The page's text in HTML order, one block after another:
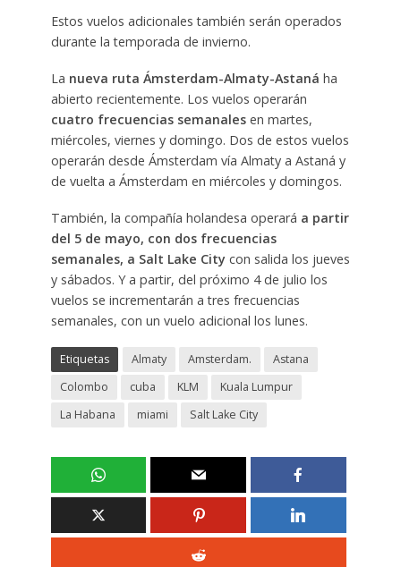
Estos vuelos adicionales también serán operados
durante la temporada de invierno.
La nueva ruta Ámsterdam-Almaty-Astaná ha
abierto recientemente. Los vuelos operarán
cuatro frecuencias semanales en martes,
miércoles, viernes y domingo. Dos de estos vuelos
operarán desde Ámsterdam vía Almaty a Astaná y
de vuelta a Ámsterdam en miércoles y domingos.
También, la compañía holandesa operará a partir
del 5 de mayo, con dos frecuencias
semanales, a Salt Lake City con salida los jueves
y sábados. Y a partir, del próximo 4 de julio los
vuelos se incrementarán a tres frecuencias
semanales, con un vuelo adicional los lunes.
Etiquetas Almaty Amsterdam.
Astana
Colombo
cuba KLM
Kuala Lumpur
La Habana
miami Salt Lake City